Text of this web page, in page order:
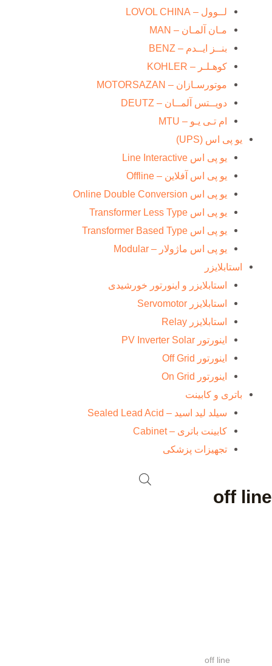
لــوول – LOVOL CHINA
مـان آلمـان – MAN
بنــز ایــدم – BENZ
کوهـلـر – KOHLER
موتورسـازان – MOTORSAZAN
دویــتس آلمــان – DEUTZ
ام تـی یـو – MTU
یو پی اس (UPS)
یو پی اس Line Interactive
یو پی اس آفلاین – Offline
یو پی اس Online Double Conversion
یو پی اس Transformer Less Type
یو پی اس Transformer Based Type
یو پی اس ماژولار – Modular
استابلایزر
استابلایزر و اینورتور خورشیدی
استابلایزر Servomotor
استابلایزر Relay
اینورتور PV Inverter Solar
اینورتور Off Grid
اینورتور On Grid
باتری و کابینت
سیلد لید اسید – Sealed Lead Acid
کابینت باتری – Cabinet
تجهیزات پزشکی
off line
off line